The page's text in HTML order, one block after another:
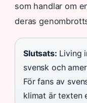
som handlar om
deras
Slutsats: Living
svensk och
För fans av
klimat är texten